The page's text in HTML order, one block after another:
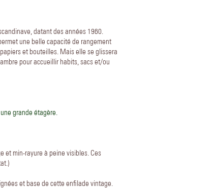
datant des années 1960.
une belle capacité de rangement
et bouteilles. Mais elle se glissera
pour accueillir habits, sacs et/ou
grande étagère.
et min-rayure à peine visibles. Ces
et base de cette enfilade vintage.